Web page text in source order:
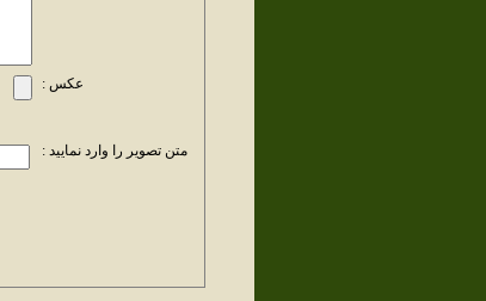
عکس :
متن تصویر را وارد نمایید :